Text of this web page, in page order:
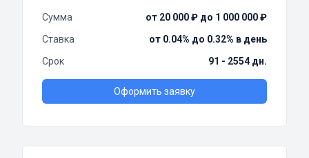
Сумма
от 20 000 ₽ до 1 000 000 ₽
Ставка
от 0.04% до 0.32% в день
Срок
91 - 2554 дн.
Оформить заявку